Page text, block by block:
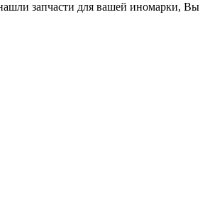
запчасти для вашей иномарки, Вы